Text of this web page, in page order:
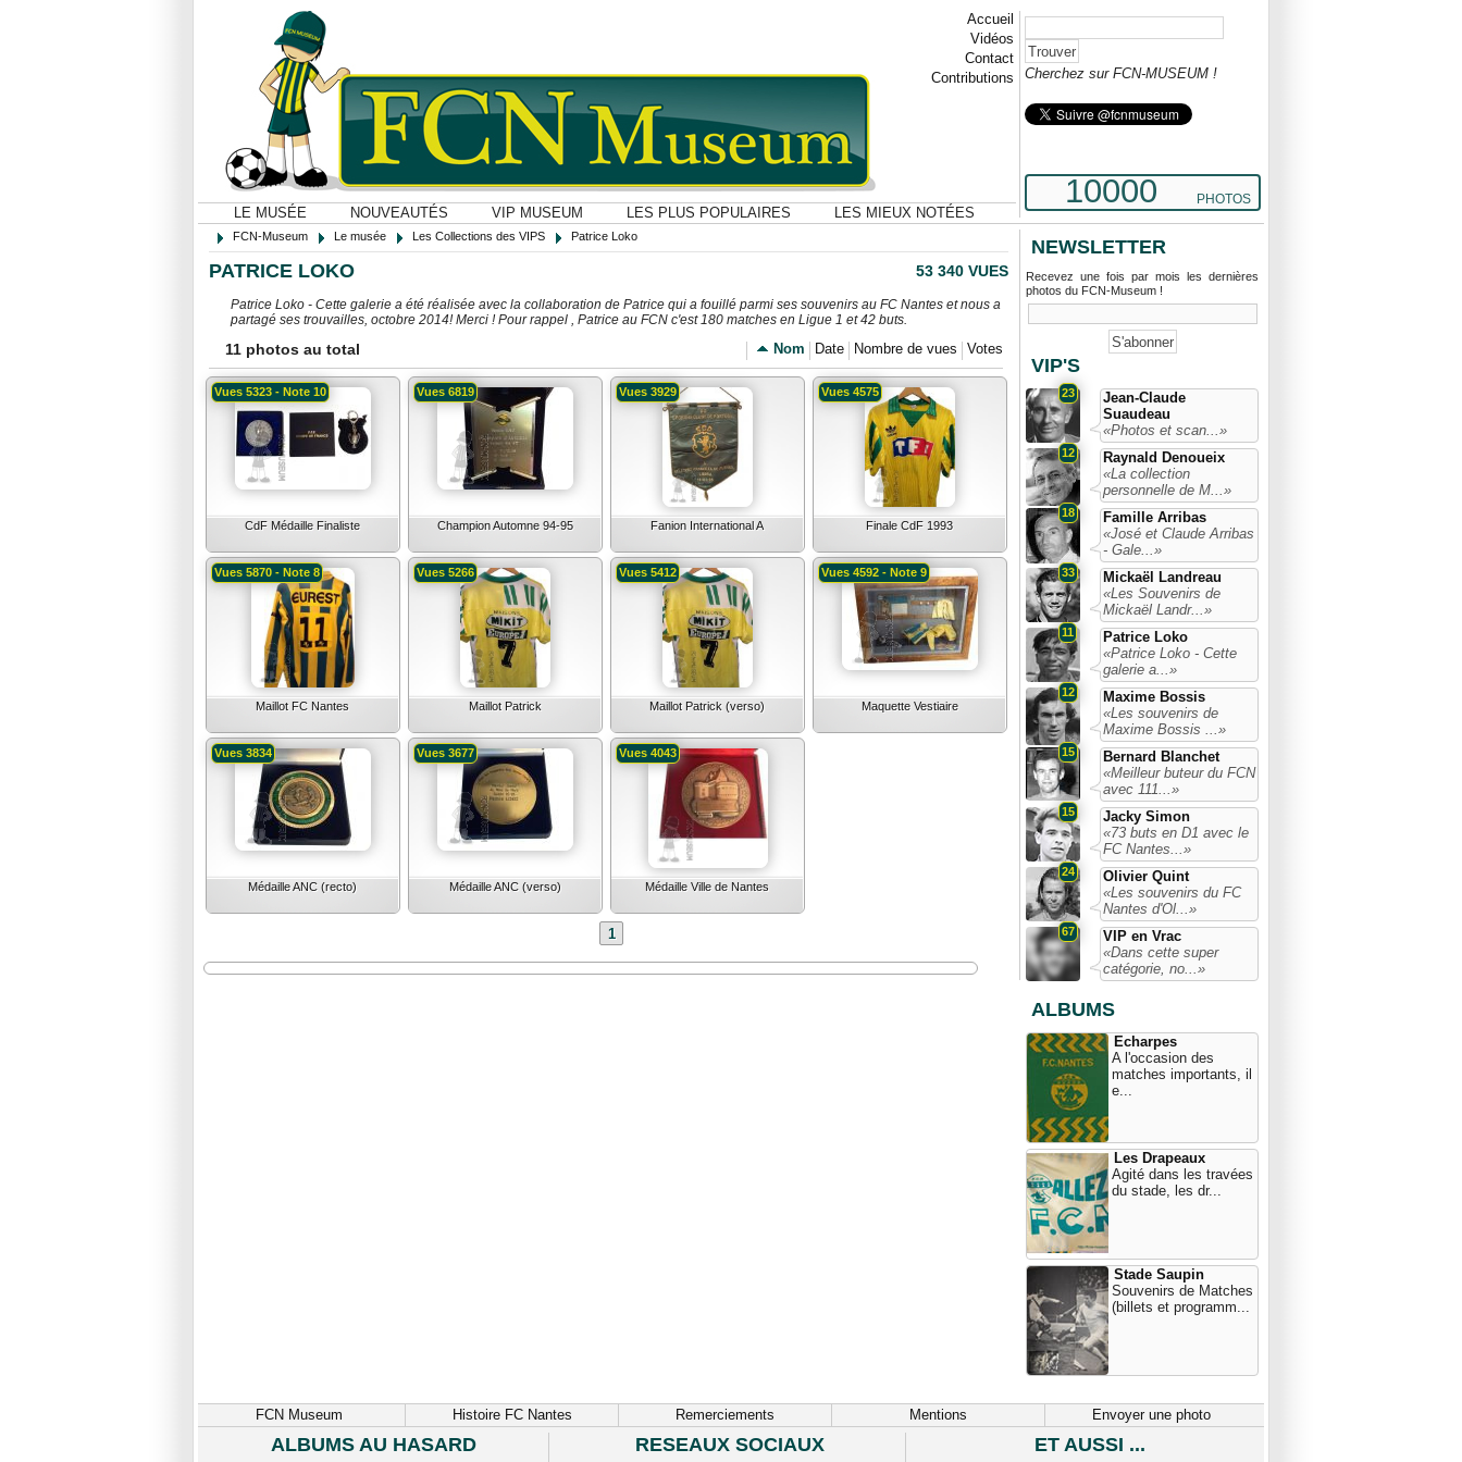
Accueil
Vidéos
Contact
Contributions
LE MUSÉE NOUVEAUTÉS VIP MUSEUM LES PLUS POPULAIRES LES MIEUX NOTÉES
Cherchez sur FCN-MUSEUM !
10000 PHOTOS
FCN-Museum Le musée Les Collections des VIPS Patrice Loko
PATRICE LOKO 53 340 VUES
Patrice Loko - Cette galerie a été réalisée avec la collaboration de Patrice qui a fouillé parmi ses souvenirs au FC Nantes et nous a
partagé ses trouvailles, octobre 2014! Merci ! Pour rappel , Patrice au FCN c'est 180 matches en Ligue 1 et 42 buts.
11 photos au total Votes
Nombre de vues
Date
Nom
CdF Médaille Finaliste
Vues 5323 - Note 10
Champion Automne 94-95
Vues 6819
Fanion International A
Vues 3929
Finale CdF 1993
Vues 4575
Maillot FC Nantes
Vues 5870 - Note 8
Maillot Patrick
Vues 5266
Maillot Patrick (verso)
Vues 5412
Maquette Vestiaire
Vues 4592 - Note 9
Médaille ANC (recto)
Vues 3834
Médaille ANC (verso)
Vues 3677
Médaille Ville de Nantes
Vues 4043
1
NEWSLETTER
Recevez une fois par mois les dernières
photos du FCN-Museum !
VIP'S
23
Jean-Claude
Suaudeau
«Photos et scan...»
12
Raynald Denoueix
«La collection
personnelle de M...»
18
Famille Arribas
«José et Claude Arribas
- Gale...»
33
Mickaël Landreau
«Les Souvenirs de
Mickaël Landr...»
11
Patrice Loko
«Patrice Loko - Cette
galerie a...»
12
Maxime Bossis
«Les souvenirs de
Maxime Bossis ...»
15
Bernard Blanchet
«Meilleur buteur du FCN
avec 111...»
15
Jacky Simon
«73 buts en D1 avec le
FC Nantes...»
24
Olivier Quint
«Les souvenirs du FC
Nantes d'Ol...»
67
VIP en Vrac
«Dans cette super
catégorie, no...»
ALBUMS
Echarpes
A l'occasion des
matches importants, il
e...
Les Drapeaux
Agité dans les travées
du stade, les dr...
Stade Saupin
Souvenirs de Matches
(billets et programm...
FCN Museum Histoire FC Nantes Remerciements Mentions Envoyer une photo
ALBUMS AU HASARD RESEAUX SOCIAUX ET AUSSI ...